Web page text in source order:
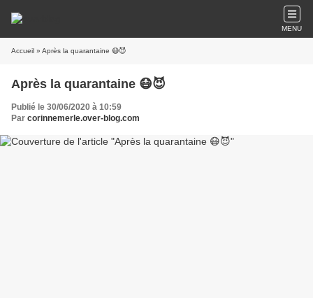
MENU
Accueil » Après la quarantaine 😷😈
Après la quarantaine 😷😈
Publié le 30/06/2020 à 10:59
Par corinnemerle.over-blog.com